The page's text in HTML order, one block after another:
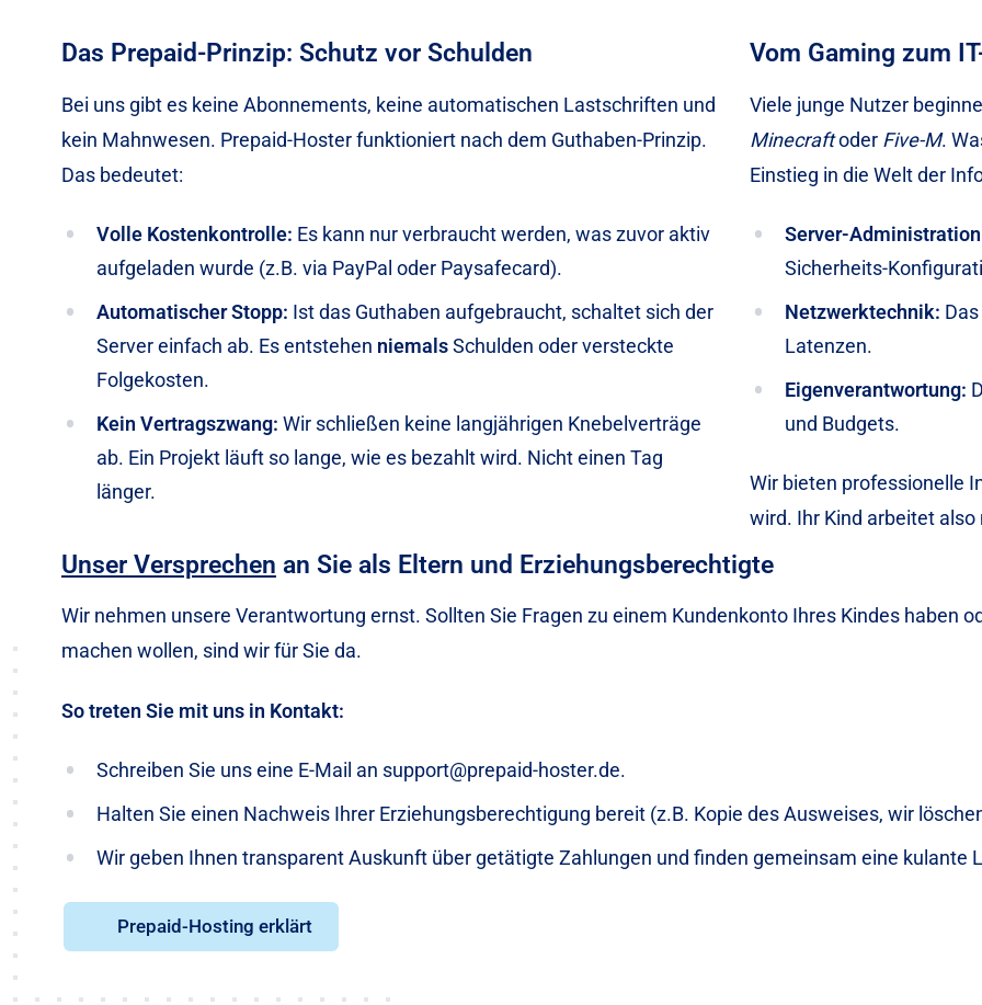
Das Prepaid-Prinzip: Schutz vor Schulden
Bei uns gibt es keine Abonnements, keine automatischen Lastschriften und
kein Mahnwesen. Prepaid-Hoster funktioniert nach dem Guthaben-Prinzip.
Das bedeutet:
Volle Kostenkontrolle: Es kann nur verbraucht werden, was zuvor aktiv
aufgeladen wurde (z.B. via PayPal oder Paysafecard).
Automatischer Stopp: Ist das Guthaben aufgebraucht, schaltet sich der
Server einfach ab. Es entstehen niemalsSchulden oder versteckte
Folgekosten.
Kein Vertragszwang: Wir schließen keine langjährigen Knebelverträge
ab. Ein Projekt läuft so lange, wie es bezahlt wird. Nicht einen Tag
länger.
Vom Gaming zum
Viele junge Nutzer
Minecraftoder Five-M.
Einstieg in die Welt der
Server-
Sicherheits-
Netzwerktechnik:
Latenzen.
Eigenverantwortung:
und Budgets.
Wir bieten professionelle
wird. Ihr Kind arbeitet
Unser Versprechen an Sie als Eltern und Erziehungsberechtigte
Wir nehmen unsere Verantwortung ernst. Sollten Sie Fragen zu einem Kundenkonto Ihres Kindes haben
machen wollen, sind wir für Sie da.
So treten Sie mit uns in Kontakt:
Schreiben Sie uns eine E-Mail an support@prepaid-hoster.de.
Halten Sie einen Nachweis Ihrer Erziehungsberechtigung bereit (z.B. Kopie des Ausweises, wir
Wir geben Ihnen transparent Auskunft über getätigte Zahlungen und finden gemeinsam eine kulante
Prepaid-Hosting erklärt